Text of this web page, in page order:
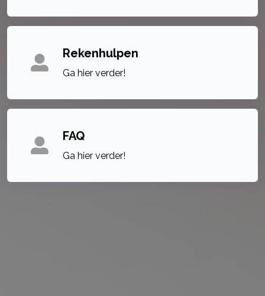
Rekenhulpen
Ga hier verder!
FAQ
Ga hier verder!